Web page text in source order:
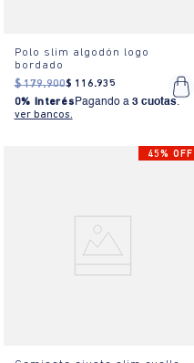
Polo slim algodón logo
bordado
$ 179.900$ 116.935
0% Interés Pagando a 3 cuotas.
ver bancos.
45% OFF